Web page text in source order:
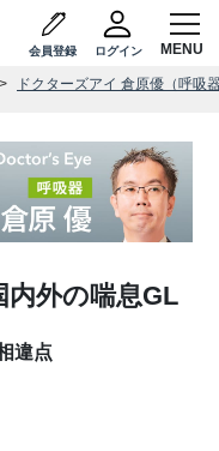
会員登録 ログイン
ドクターズアイ 倉原優（呼吸
内外の喘息GL
違点